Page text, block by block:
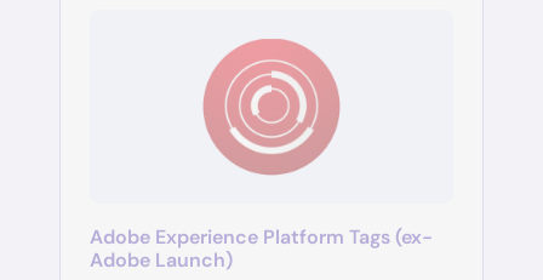
Adobe Experience Platform Tags (ex-
Adobe Launch)